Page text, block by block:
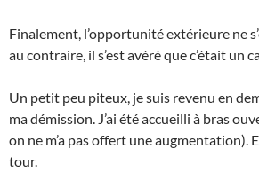
Finalement, l’opportunité extérieure ne
au contraire, il s’est avéré que c’était un
Un petit peu piteux, je suis revenu en
ma démission. J’ai été accueilli à bras
on ne m’a pas offert une augmentation).
tour.